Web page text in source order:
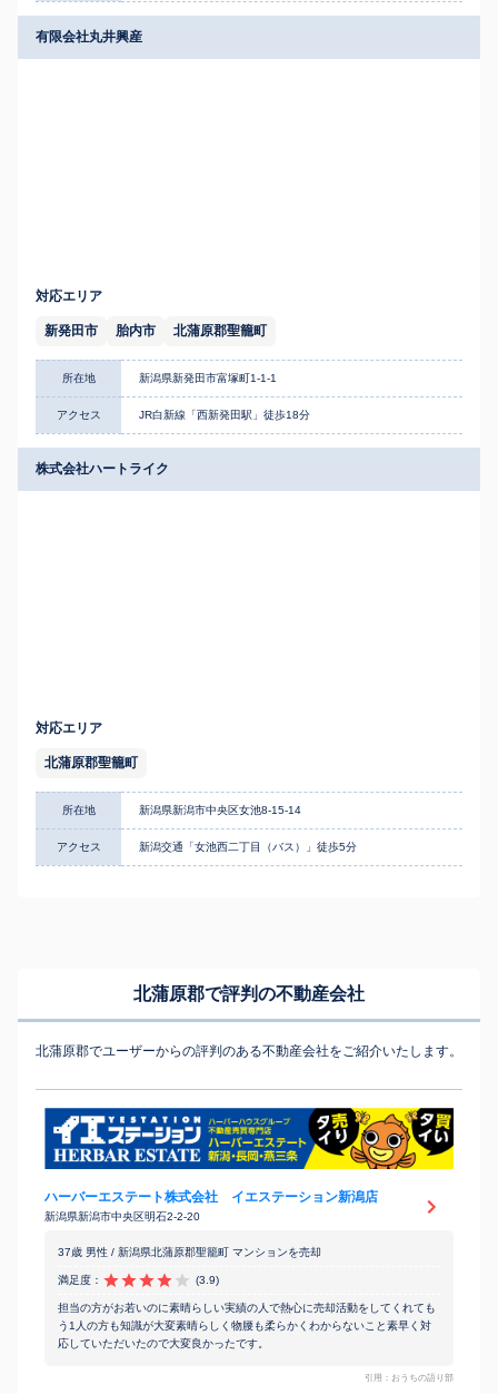
有限会社丸井興産
対応エリア
新発田市 胎内市 北蒲原郡聖籠町
所在地 新潟県新発田市富塚町1-1-1
アクセス JR白新線「西新発田駅」徒歩18分
株式会社ハートライク
対応エリア
北蒲原郡聖籠町
所在地 新潟県新潟市中央区女池8-15-14
アクセス 新潟交通「女池西二丁目（バス）」徒歩5分
北蒲原郡で評判の不動産会社
北蒲原郡でユーザーからの評判のある不動産会社をご紹介いたします。
ハーバーエステート株式会社 イエステーション新潟店
新潟県新潟市中央区明石2-2-20
37歳 男性 / 新潟県北蒲原郡聖籠町 マンションを売却
満足度： (3.9)
担当の方がお若いのに素晴らしい実績の人で熱心に売却活動をしてくれても
う1人の方も知識が大変素晴らしく物腰も柔らかくわからないこと素早く対
応していただいたので大変良かったです。
引用：おうちの語り部